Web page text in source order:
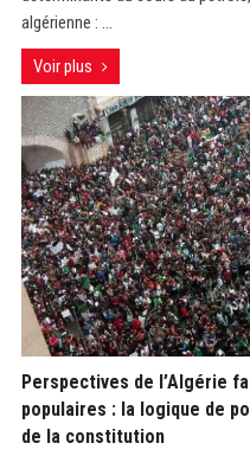
algérienne : ...
Voir plus
Perspectives de l’Algérie
populaires : la logique de
de la constitution